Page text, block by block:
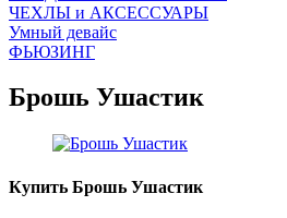
ЧEХЛЫ и АКСЕССУАРЫ
Умный девайс
ФЬЮЗИНГ
Брошь Ушастик
Купить Брошь Ушастик